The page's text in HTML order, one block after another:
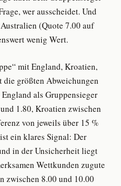
wer ausscheidet. Und
(Quote 7.00 auf
wenig Wert.
mit England, Kroatien,
die größten Abweichungen
als Gruppensieger
1.80, Kroatien zwischen
von jeweils über 15 %
ein klares Signal: Der
in der Unsicherheit liegt
Wettkunden zugute
zwischen 8.00 und 10.00